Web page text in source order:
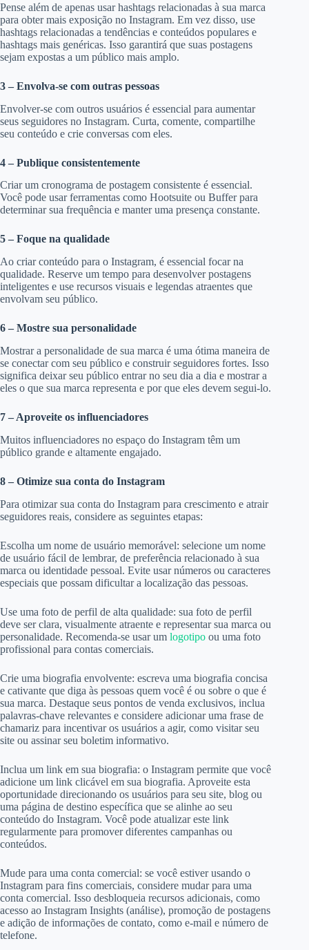
Pense além de apenas usar hashtags relacionadas à sua marca
para obter mais exposição no Instagram. Em vez disso, use
hashtags relacionadas a tendências e conteúdos populares e
hashtags mais genéricas. Isso garantirá que suas postagens
sejam expostas a um público mais amplo.
3 – Envolva-se com outras pessoas
Envolver-se com outros usuários é essencial para aumentar
seus seguidores no Instagram. Curta, comente, compartilhe
seu conteúdo e crie conversas com eles.
4 – Publique consistentemente
Criar um cronograma de postagem consistente é essencial.
Você pode usar ferramentas como Hootsuite ou Buffer para
determinar sua frequência e manter uma presença constante.
5 – Foque na qualidade
Ao criar conteúdo para o Instagram, é essencial focar na
qualidade. Reserve um tempo para desenvolver postagens
inteligentes e use recursos visuais e legendas atraentes que
envolvam seu público.
6 – Mostre sua personalidade
Mostrar a personalidade de sua marca é uma ótima maneira de
se conectar com seu público e construir seguidores fortes. Isso
significa deixar seu público entrar no seu dia a dia e mostrar a
eles o que sua marca representa e por que eles devem segui-lo.
7 – Aproveite os influenciadores
Muitos influenciadores no espaço do Instagram têm um
público grande e altamente engajado.
8 – Otimize sua conta do Instagram
Para otimizar sua conta do Instagram para crescimento e atrair
seguidores reais, considere as seguintes etapas:
Escolha um nome de usuário memorável: selecione um nome
de usuário fácil de lembrar, de preferência relacionado à sua
marca ou identidade pessoal. Evite usar números ou caracteres
especiais que possam dificultar a localização das pessoas.
Use uma foto de perfil de alta qualidade: sua foto de perfil
deve ser clara, visualmente atraente e representar sua marca ou
personalidade. Recomenda-se usar um logotipo ou uma foto
profissional para contas comerciais.
Crie uma biografia envolvente: escreva uma biografia concisa
e cativante que diga às pessoas quem você é ou sobre o que é
sua marca. Destaque seus pontos de venda exclusivos, inclua
palavras-chave relevantes e considere adicionar uma frase de
chamariz para incentivar os usuários a agir, como visitar seu
site ou assinar seu boletim informativo.
Inclua um link em sua biografia: o Instagram permite que você
adicione um link clicável em sua biografia. Aproveite esta
oportunidade direcionando os usuários para seu site, blog ou
uma página de destino específica que se alinhe ao seu
conteúdo do Instagram. Você pode atualizar este link
regularmente para promover diferentes campanhas ou
conteúdos.
Mude para uma conta comercial: se você estiver usando o
Instagram para fins comerciais, considere mudar para uma
conta comercial. Isso desbloqueia recursos adicionais, como
acesso ao Instagram Insights (análise), promoção de postagens
e adição de informações de contato, como e-mail e número de
telefone.